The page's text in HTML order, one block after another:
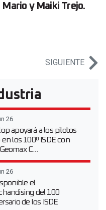
y Maiki Trejo.
SIGUIENTE
26
apoyará a los pilotos
en los 100º ISDE con
C...
26
el
del 100
de los ISDE